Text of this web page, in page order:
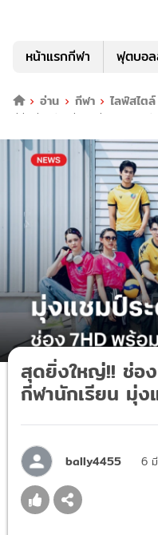
หน้าแรกกีฬา ฟุตบอล
อ่าน กีฬา ไลฟ์สไตล์
ซีรีส์กีฬานักเรียน มุ่งแชมป์ระดับ
สุดยิ่งใหญ่!! ช่อ
กีฬานักเรียน มุ่ง
bally4455 6